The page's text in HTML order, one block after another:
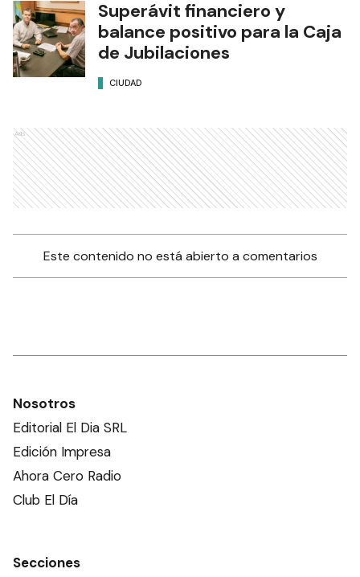
Superávit financiero y
balance positivo para la Caja
de Jubilaciones
CIUDAD
Ads
Este contenido no está abierto a comentarios
Nosotros
Editorial El Dia SRL
Edición Impresa
Ahora Cero Radio
Club El Día
Secciones